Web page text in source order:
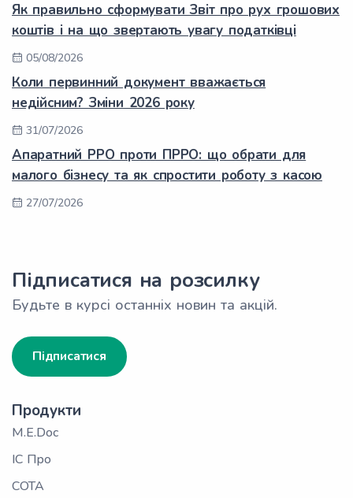
Як правильно сформувати Звіт про рух грошових
коштів і на що звертають увагу податківці
05/08/2026
Коли первинний документ вважається
недійсним? Зміни 2026 року
31/07/2026
Апаратний РРО проти ПРРО: що обрати для
малого бізнесу та як спростити роботу з касою
27/07/2026
Підписатися на розсилку
Будьте в курсі останніх новин та акцій.
Підписатися
Продукти
M.E.Doc
ІС Про
СОТА